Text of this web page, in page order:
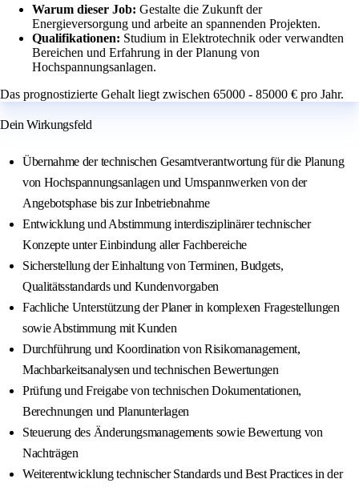
Warum dieser Job: Gestalte die Zukunft der
Energieversorgung und arbeite an spannenden Projekten.
Qualifikationen: Studium in Elektrotechnik oder verwandten
Bereichen und Erfahrung in der Planung von
Hochspannungsanlagen.
Das prognostizierte Gehalt liegt zwischen 65000 - 85000 € pro Jahr.
Dein Wirkungsfeld
Übernahme der technischen Gesamtverantwortung für die Planung
von Hochspannungsanlagen und Umspannwerken von der
Angebotsphase bis zur Inbetriebnahme
Entwicklung und Abstimmung interdisziplinärer technischer
Konzepte unter Einbindung aller Fachbereiche
Sicherstellung der Einhaltung von Terminen, Budgets,
Qualitätsstandards und Kundenvorgaben
Fachliche Unterstützung der Planer in komplexen Fragestellungen
sowie Abstimmung mit Kunden
Durchführung und Koordination von Risikomanagement,
Machbarkeitsanalysen und technischen Bewertungen
Prüfung und Freigabe von technischen Dokumentationen,
Berechnungen und Planunterlagen
Steuerung des Änderungsmanagements sowie Bewertung von
Nachträgen
Weiterentwicklung technischer Standards und Best Practices in der